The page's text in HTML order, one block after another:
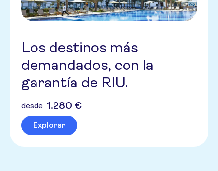
Los destinos más
demandados, con la
garantía de RIU.
desde 1.280 €
Explorar